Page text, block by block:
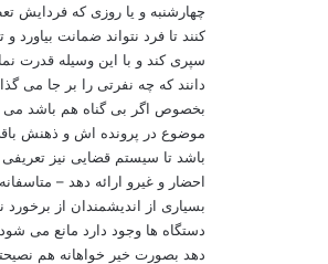
چهارشنبه و یا روزی که فردایش
کنند تا فرد نتواند ضمانت بیاورد
سپری کند و با این وسیله قدرت
دانند که چه نفرتی را بر جا می
بخصوص اگر بی گناه هم باشد می
موضوع در پرونده اش و ذهنش
باشد تا سیستم قضایی نیز تعریفی
احضار و غیرو ارائه دهد –
بسیاری از اندیشمندان از
دستگاه ها وجود دارد مانع می
دهد بصورت خیر خواهانه هم